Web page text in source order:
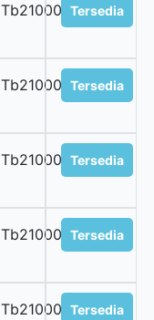
Tb2100032Kbing
Tersedia
Tb2100033Kbing
Tersedia
Tb2100034Kbing
Tersedia
Tb2100035Kbing
Tersedia
Tb2100036Kbing
Tersedia